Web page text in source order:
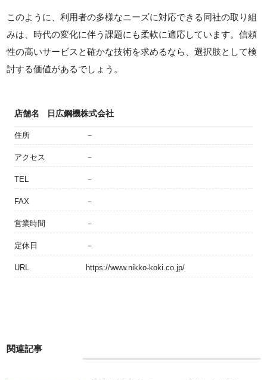
このように、利用者の多様なニーズに対応できる同社の取り組
みは、時代の変化に伴う課題にも柔軟に適応しています。信頼
性の高いサービスと確かな技術を求めるなら、選択肢として検
討する価値があるでしょう。
店舗名 日広鋼機株式会社
住所 －
アクセス －
TEL －
FAX －
営業時間 －
定休日 －
URL https://www.nikko-koki.co.jp/
関連記事